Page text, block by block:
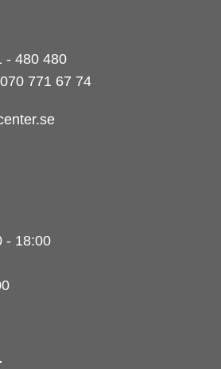
- 480 480
070 771 67 74
- 18:00